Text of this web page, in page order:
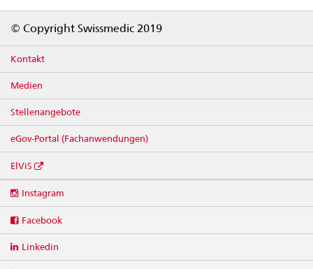
© Copyright Swissmedic 2019
Kontakt
Medien
Stellenangebote
eGov-Portal (Fachanwendungen)
ElViS
media
Instagram
Facebook
Linkedin